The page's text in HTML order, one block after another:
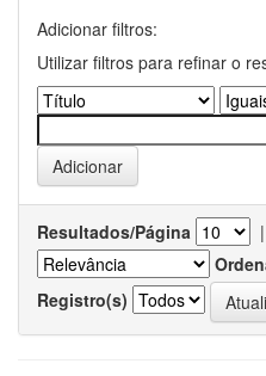
Adicionar filtros:
Utilizar filtros para refinar o
Resultados/Página |
Registro(s)